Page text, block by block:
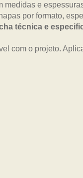
medidas e
por formato,
técnica e
com o projeto.